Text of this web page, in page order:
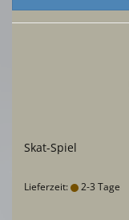
Skat-Spiel
Lieferzeit: 2-3 Tage